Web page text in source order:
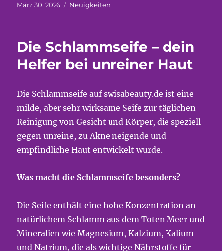
Veröffentlicht
März 30, 2026 Kategorien
Neuigkeiten
Die Schlammseife – dein
Helfer bei unreiner Haut
Die Schlammseife auf swisabeauty.de ist eine
milde, aber sehr wirksame Seife zur täglichen
Reinigung von Gesicht und Körper, die speziell
gegen unreine, zu Akne neigende und
empfindliche Haut entwickelt wurde.
Was macht die Schlammseife besonders?
Die Seife enthält eine hohe Konzentration an
natürlichem Schlamm aus dem Toten Meer und
Mineralien wie Magnesium, Kalzium, Kalium
und Natrium, die als wichtige Nährstoffe für